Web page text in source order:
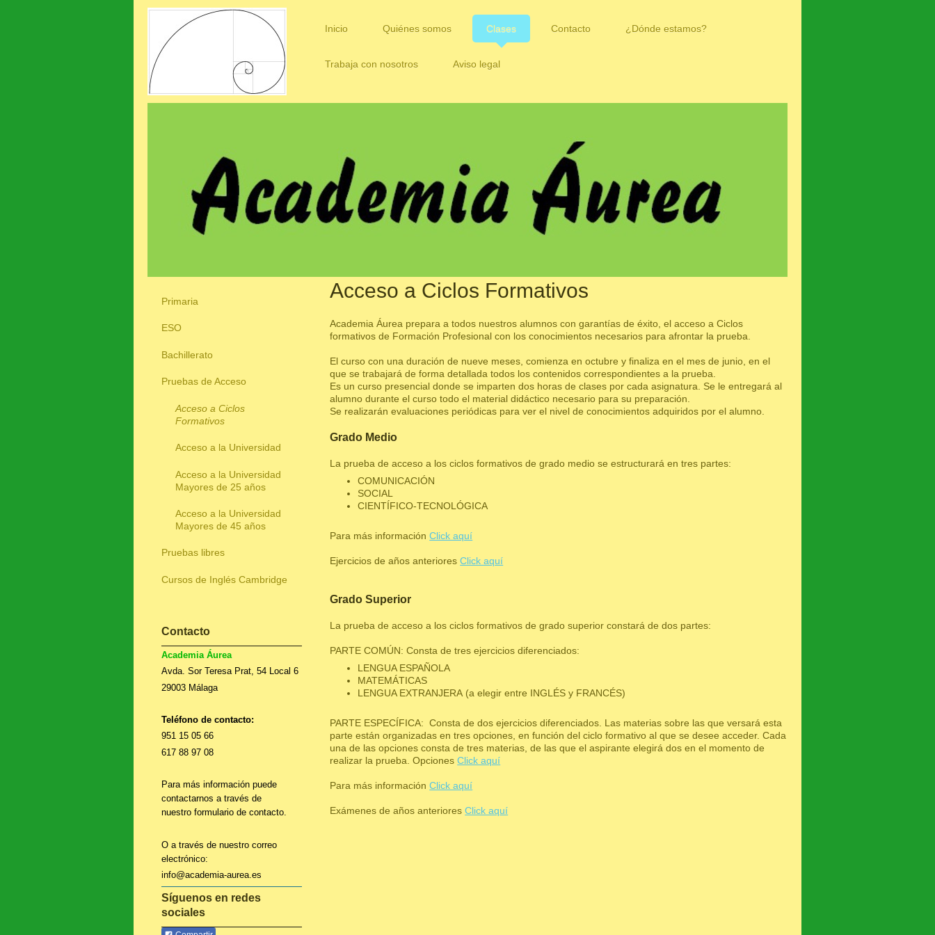
Inicio Quiénes somos Clases Contacto ¿Dónde estamos?
Trabaja con nosotros Aviso legal
Acceso a Ciclos Formativos
Academia Áurea prepara a todos nuestros alumnos con garantías de éxito, el acceso a Ciclos
formativos de Formación Profesional con los conocimientos necesarios para afrontar la prueba.
El curso con una duración de nueve meses, comienza en octubre y finaliza en el mes de junio, en el
que se trabajará de forma detallada todos los contenidos correspondientes a la prueba.
Es un curso presencial donde se imparten dos horas de clases por cada asignatura. Se le entregará al
alumno durante el curso todo el material didáctico necesario para su preparación.
Se realizarán evaluaciones periódicas para ver el nivel de conocimientos adquiridos por el alumno.
Grado Medio
La prueba de acceso a los ciclos formativos de grado medio se estructurará en tres partes:
COMUNICACIÓN
SOCIAL
CIENTÍFICO-TECNOLÓGICA
Para más informaciónClick aquí
Ejercicios de años anterioresClick aquí
Grado Superior
La prueba de acceso a los ciclos formativos de grado superior constará de dos partes:
PARTE COMÚN: Consta de tres ejercicios diferenciados:
LENGUA ESPAÑOLA
MATEMÁTICAS
LENGUA EXTRANJERA (a elegir entre INGLÉS y FRANCÉS)
PARTE ESPECÍFICA: Consta de dos ejercicios diferenciados. Las materias sobre las que versará esta
parte están organizadas en tres opciones, en función del ciclo formativo al que se desee acceder. Cada
una de las opciones consta de tres materias, de las que el aspirante elegirá dos en el momento de
realizar la prueba.OpcionesClick aquí
Para más informaciónClick aquí
Exámenes de años anterioresClick aquí
Primaria
ESO
Bachillerato
Pruebas de Acceso
Acceso a Ciclos
Formativos
Acceso a la Universidad
Acceso a la Universidad
Mayores de 25 años
Acceso a la Universidad
Mayores de 45 años
Pruebas libres
Cursos de Inglés Cambridge
Contacto
Academia Áurea
Avda. Sor Teresa Prat, 54 Local 6
29003 Málaga
Teléfono de contacto:
951 15 05 66
617 88 97 08
Para más información puede
contactarnos a través de
nuestro formulario de contacto.
O a través de nuestro correo
electrónico:
info@academia-aurea.es
Síguenos en redes
sociales